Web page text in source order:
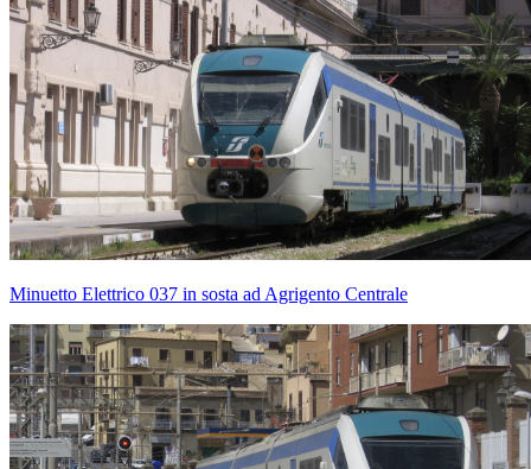
Minuetto Elettrico 037 in sosta ad Agrigento Centrale